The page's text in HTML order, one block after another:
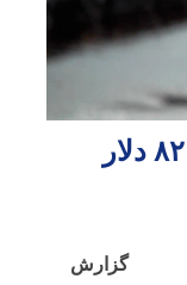
قیمت نفت آذربایجان از ۸۲ دلار
گزارش